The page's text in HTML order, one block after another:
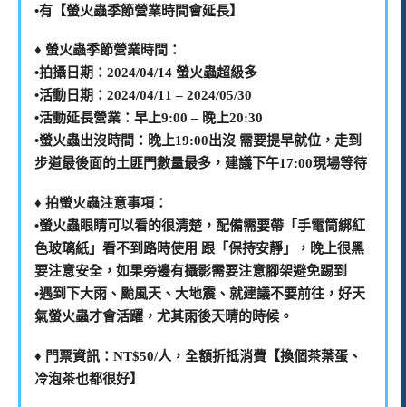
•有【螢火蟲季節營業時間會延長】
♦️ 螢火蟲季節營業時間：
•拍攝日期：2024/04/14 螢火蟲超級多
•活動日期：2024/04/11 – 2024/05/30
•活動延長營業：早上9:00 – 晚上20:30
•螢火蟲出沒時間：晚上19:00出沒 需要提早就位，走到
步道最後面的土匪門數量最多，建議下午17:00現場等待
♦️ 拍螢火蟲注意事項：
•螢火蟲眼睛可以看的很清楚，配備需要帶「手電筒綁紅
色玻璃紙」看不到路時使用 跟「保持安靜」，晚上很黑
要注意安全，如果旁邊有攝影需要注意腳架避免踢到
•遇到下大雨、颱風天、大地震、就建議不要前往，好天
氣螢火蟲才會活躍，尤其雨後天晴的時候。
♦️ 門票資訊：NT$50/人，全額折抵消費【換個茶葉蛋、
冷泡茶也都很好】